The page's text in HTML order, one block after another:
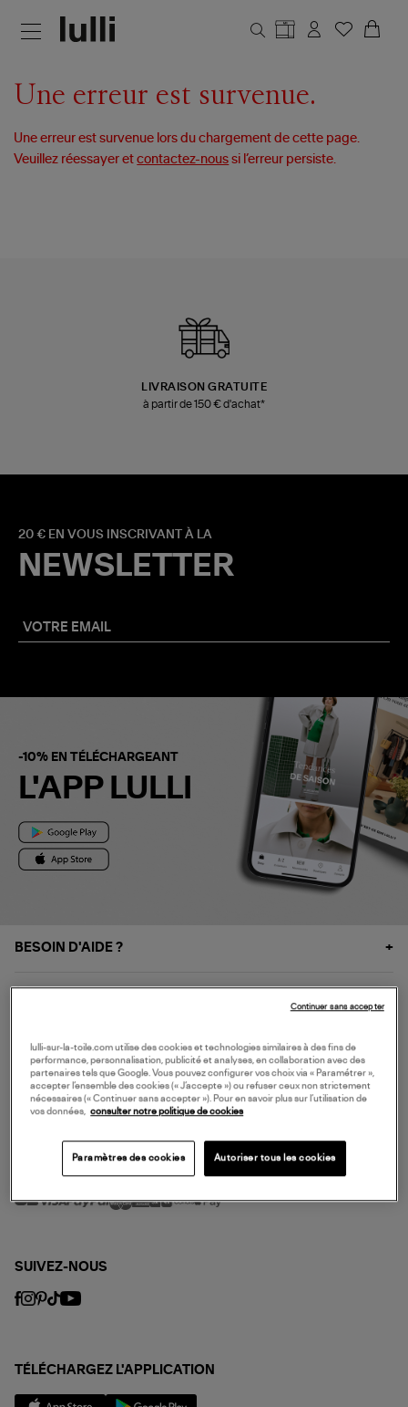
Une erreur est survenue.
Une erreur est survenue lors du chargement de cette page.
Veuillez réessayer etcontactez-nous si l’erreur persiste.
LIVRAISON GRATUITE
à partir de 150 € d'achat*
20 € EN VOUS INSCRIVANT À LA
NEWSLETTER
-10% EN TÉLÉCHARGEANT
L'APP LULLI
BESOIN D'AIDE ?
NOS SERVICES
SERVICE CLIENT
MODE DE PAIEMENT
SUIVEZ-NOUS
TÉLÉCHARGEZ L'APPLICATION
lulli-sur-la-toile.com utilise des cookies et technologies similaires à des fins de
performance, personnalisation, publicité et analyses, en collaboration avec des
partenaires tels que Google. Vous pouvez configurer vos choix via « Paramétrer »,
accepter l’ensemble des cookies (« J’accepte ») ou refuser ceux non strictement
nécessaires (« Continuer sans accepter »). Pour en savoir plus sur l’utilisation de
vos données,
consulter notre politique de cookies
Paramètres des cookies Autoriser tous les cookies
Continuer sans accepter